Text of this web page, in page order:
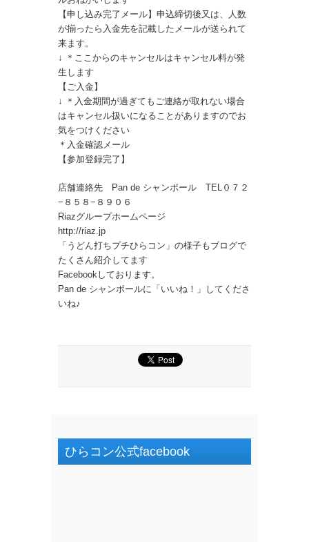
【申し込み完了メール】申込締切後又は、人数
が揃ったら入金先を記載したメールが送られて
来ます。
↓ ＊ここからのキャンセルはキャンセル料が発
生します
【ご入金】
↓ ＊入金期間が過ぎてもご連絡が取れない場合
はキャンセル扱いになることがありますのでお
気をつけください
＊入金確認メール
【参加登録完了】
店舗連絡先 Pan de シャンボール TEL０７２
−８５８−８９０６
Riazグループホームページ
http://riaz.jp
「うどん打ちプチひらコン」の様子もブログで
たくさん紹介してます
Facebookしております。
Pan de シャンボールに「いいね！」してくださ
いね♪
ひらコン公式facebook